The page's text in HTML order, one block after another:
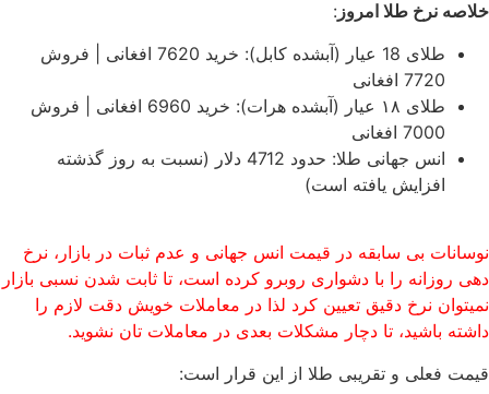
خلاصه نرخ طلا امروز :
طلای 18 عیار (آبشده کابل): خرید 7620 افغانی | فروش
7720 افغانی
طلای ۱۸ عیار (آبشده هرات): خرید 6960 افغانی | فروش
7000 افغانی
انس جهانی طلا: حدود 4712 دلار (نسبت به روز گذشته
افزایش یافته است)
نوسانات بی سابقه در قیمت انس جهانی و عدم ثبات در بازار، نرخ
دهی روزانه را با دشواری روبرو کرده است، تا ثابت شدن نسبی بازار
نمیتوان نرخ دقیق تعیین کرد لذا در معاملات خویش دقت لازم را
داشته باشید، تا دچار مشکلات بعدی در معاملات تان نشوید.
قیمت فعلی و تقریبی طلا از این قرار است: